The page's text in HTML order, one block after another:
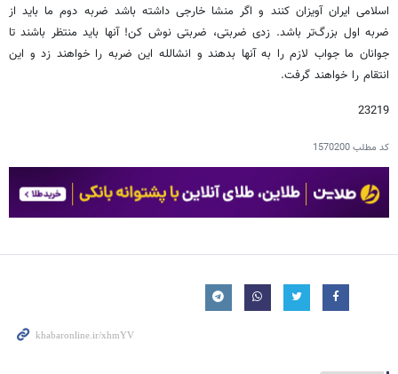
اسلامی ایران آویزان کنند و اگر منشا خارجی داشته باشد ضربه دوم ما باید از
ضربه اول بزرگ‌تر باشد. زدی ضربتی، ضربتی نوش کن! آنها باید منتظر باشند تا
جوانان ما جواب لازم را به آنها بدهند و انشالله این ضربه را خواهند زد و این
انتقام را خواهند گرفت.
23219
کد مطلب1570200